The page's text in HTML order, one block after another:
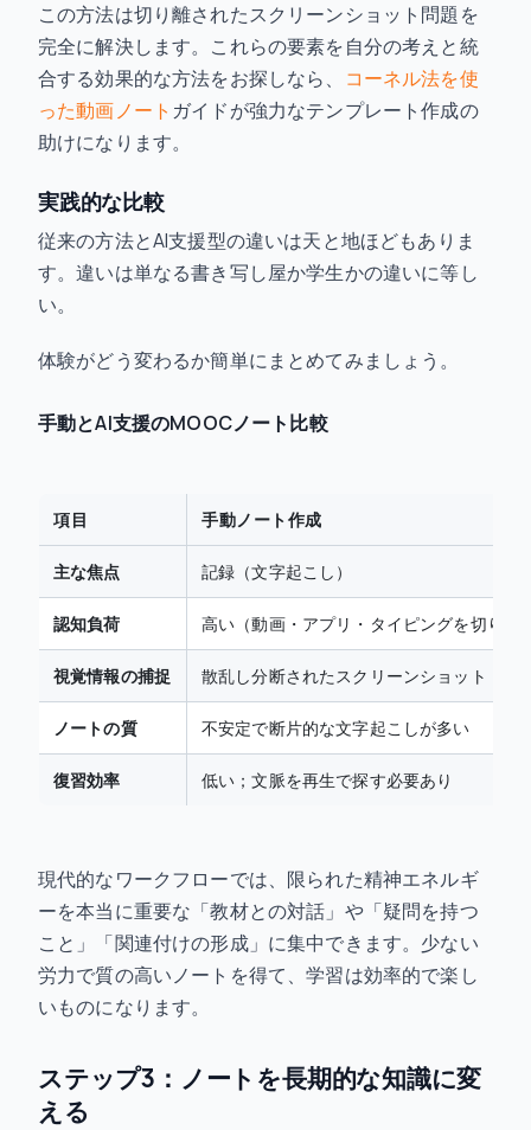
この方法は切り離されたスクリーンショット問題を
完全に解決します。これらの要素を自分の考えと統
合する効果的な方法をお探しなら、
コーネル法を使
った動画ノート ガイドが強力なテンプレート作成の
助けになります。
実践的な比較
従来の方法とAI支援型の違いは天と地ほどもありま
す。違いは単なる書き写し屋か学生かの違いに等し
い。
体験がどう変わるか簡単にまとめてみましょう。
手動とAI支援のMOOCノート比較
項目 手動ノート作成
主な焦点 記録（文字起こし）
認知負荷 高い（動画・アプリ・タイピングを切り替
視覚情報の捕捉 散乱し分断されたスクリーンショット
ノートの質 不安定で断片的な文字起こしが多い
復習効率 低い；文脈を再生で探す必要あり
現代的なワークフローでは、限られた精神エネルギ
ーを本当に重要な「教材との対話」や「疑問を持つ
こと」「関連付けの形成」に集中できます。少ない
労力で質の高いノートを得て、学習は効率的で楽し
いものになります。
ステップ3：ノートを長期的な知識に変
える